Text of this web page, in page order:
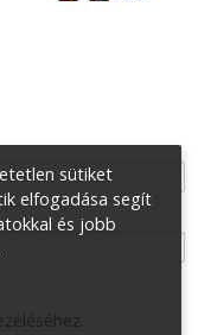
sütiket
elfogadása segít
és jobb